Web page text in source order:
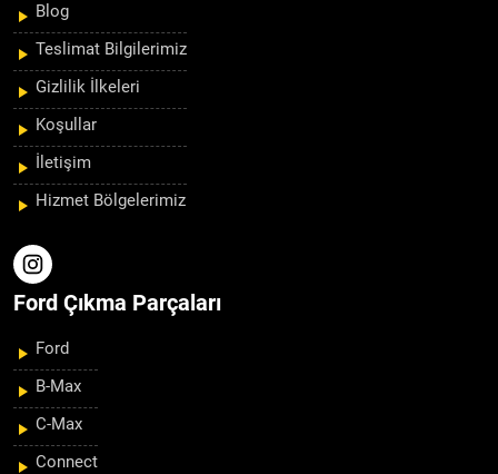
Blog
Teslimat Bilgilerimiz
Gizlilik İlkeleri
Koşullar
İletişim
Hizmet Bölgelerimiz
Ford Çıkma Parçaları
Ford
B-Max
C-Max
Connect